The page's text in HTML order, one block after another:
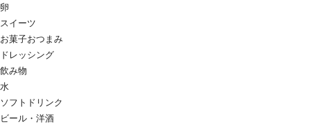
卵
スイーツ
お菓子おつまみ
ドレッシング
飲み物
水
ソフトドリンク
ビール・洋酒